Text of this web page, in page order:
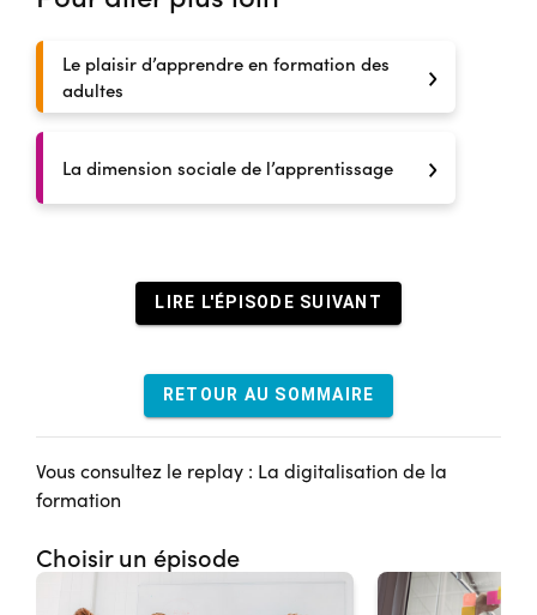
Le plaisir d’apprendre en formation des
adultes
La dimension sociale de l’apprentissage
LIRE L'ÉPISODE SUIVANT
RETOUR AU SOMMAIRE
Vous consultez le replay : La digitalisation de la
formation
Choisir un épisode